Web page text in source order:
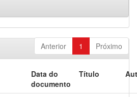
Anterior 1 Próximo
Data do
documento
Título